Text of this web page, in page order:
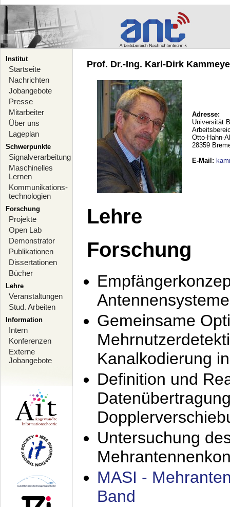
Institut
Startseite
Nachrichten
Jobangebote
Presse
Mitarbeiter
Über uns
Lageplan
Schwerpunkte
Signalverarbeitung
Maschinelles
Lernen
Kommunikations-
technologien
Forschung
Projekte
Open Lab
Demonstrator
Publikationen
Dissertationen
Bücher
Lehre
Veranstaltungen
Stud. Arbeiten
Information
Intern
Konferenzen
Externe
Jobangebote
Prof. Dr.-Ing. Karl-Dirk
Adresse:
Universität
Otto-Hahn-
28359
E-Mail :
Lehre
Forschung
Antennensysteme
Gemeinsame
Kanalkodierung
Definition und
Untersuchung
MASI -
Band